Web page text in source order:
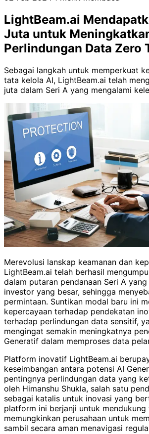
LightBeam.ai
Juta untuk
Perlindungan Data Zero
Sebagai langkah untuk memperkuat
tata kelola AI, LightBeam.ai telah
juta dalam Seri A yang mengalami
Merevolusi lanskap keamanan dan
LightBeam.ai telah berhasil
dalam putaran pendanaan Seri A
investor yang besar, sehingga
permintaan. Suntikan modal baru ini
kepercayaan terhadap pendekatan
terhadap perlindungan data sensitif,
mengingat semakin meningkatnya
Generatif dalam memproses data
Platform inovatif LightBeam.ai
keseimbangan antara potensi AI
pentingnya perlindungan data yang
oleh Himanshu Shukla, salah satu
sebagai katalis untuk inovasi yang
platform ini berjanji untuk mendukung
memungkinkan perusahaan untuk
sambil secara aman menavigasi